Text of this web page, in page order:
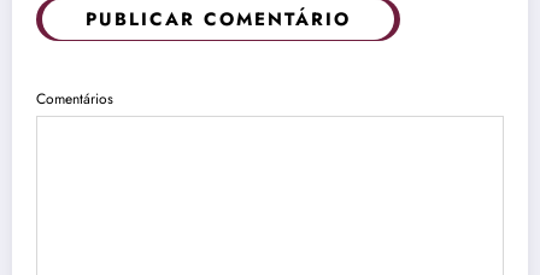
PUBLICAR COMENTÁRIO
Comentários